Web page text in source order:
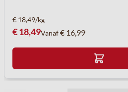
€ 18,49/kg
€ 18,49Vanaf€ 16,99